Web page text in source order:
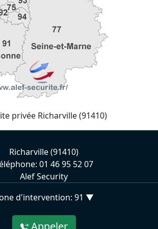
privée Richarville (91410)
Richarville (91410)
01 46 95 52 07
Alef Security
d'intervention: 91 ▼
Appeler